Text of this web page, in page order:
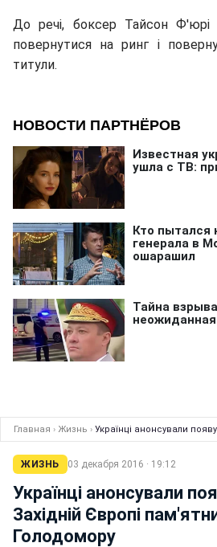
До речі, боксер Тайсон
повернутися на ринг і
титули.
Главная › Жизнь › Українці анонсували
ЖИЗНЬ 03 декабря 2016 · 19:12
Українці анонсували
Західній Європі
Голодомору